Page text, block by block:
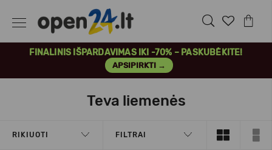
FINALINIS IŠPARDAVIMAS IKI -70% – PASKUBĖKITE!
APSIPIRKTI →
Teva liemenės
RIKIUOTI FILTRAI